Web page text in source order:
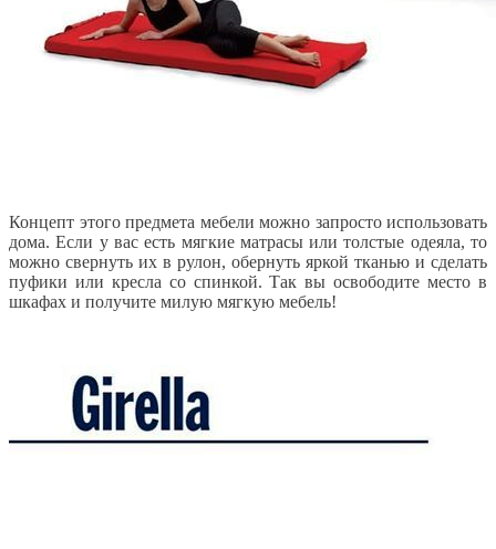
Концепт этого предмета мебели можно запросто использовать
дома. Если у вас есть мягкие матрасы или толстые одеяла, то
можно свернуть их в рулон, обернуть яркой тканью и сделать
пуфики или кресла со спинкой. Так вы освободите место в
шкафах и получите милую мягкую мебель!